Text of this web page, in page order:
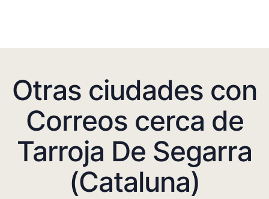
Otras ciudades con
Correos cerca de
Tarroja De Segarra
(Cataluna)